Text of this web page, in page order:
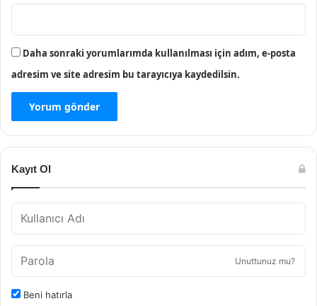
Daha sonraki yorumlarımda kullanılması için adım, e-posta
adresim ve site adresim bu tarayıcıya kaydedilsin.
Kayıt Ol
Unuttunuz mu?
Beni hatırla